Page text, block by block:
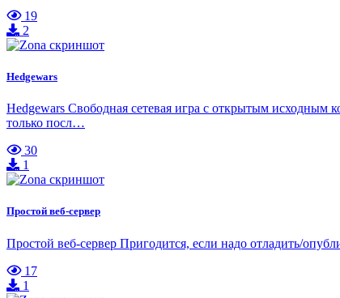
19
2
Hedgewars
Hedgewars Свободная сетевая игра с открытым исходным
только посл…
30
1
Простой веб-сервер
Простой веб-сервер Пригодится, если надо отладить/
17
1